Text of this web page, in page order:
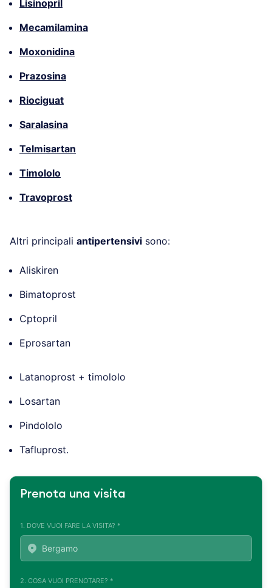
Lisinopril
Mecamilamina
Moxonidina
Prazosina
Riociguat
Saralasina
Telmisartan
Timololo
Travoprost
Altri principali antipertensivi sono:
Aliskiren
Bimatoprost
Cptopril
Eprosartan
Latanoprost + timololo
Losartan
Pindololo
Tafluprost.
Prenota una visita
1. DOVE VUOI FARE LA VISITA? *
2. COSA VUOI PRENOTARE? *